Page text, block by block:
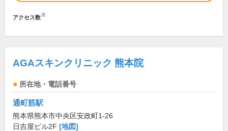
アクセス数※
AGAスキンクリニック 熊本院
所在地・電話番号
通町筋駅
熊本県熊本市中央区安政町1-26
日吉屋ビル2F [地図]